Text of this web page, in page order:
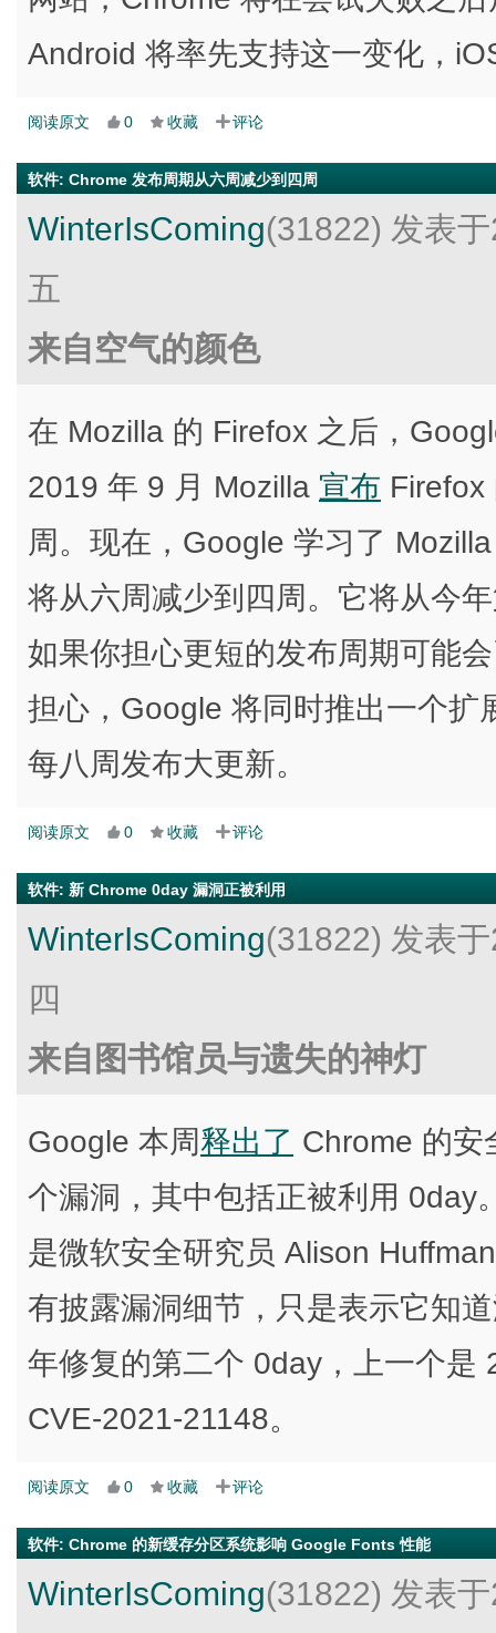
Android 将率先支持这一变化，
阅读原文 0 收藏 评论
软件: Chrome 发布周期从六周减少到四周
WinterIsComing(31822) 发表
五
来自空气的颜色
在 Mozilla 的 Firefox 之后，
2019 年 9 月 Mozilla 宣布 Firefox
周。现在，Google 学习了
将从六周减少到四周。它将从今
如果你担心更短的发布周期可能
担心，Google 将同时推出一个
每八周发布大更新。
阅读原文 0 收藏 评论
软件: 新 Chrome 0day 漏洞正被利用
WinterIsComing(31822) 发表
四
来自图书馆员与遗失的神灯
Google 本周释出了 Chrome 的
个漏洞，其中包括正被利用 0day
是微软安全研究员 Alison
有披露漏洞细节，只是表示它知
年修复的第二个 0day，上一个是
CVE-2021-21148。
阅读原文 0 收藏 评论
软件: Chrome 的新缓存分区系统影响 Google Fonts 性能
WinterIsComing(31822) 发表